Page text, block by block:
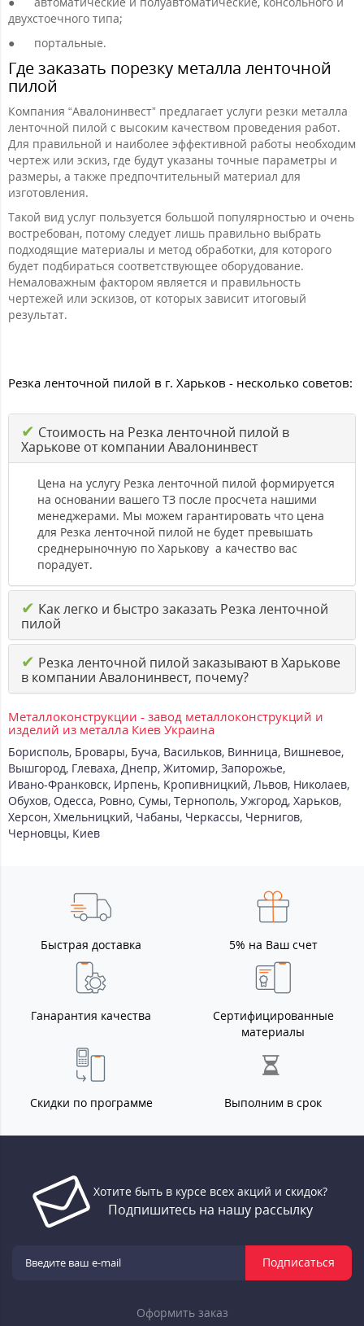
двухстоечного типа;
●
портальные.
Где заказать порезку металла ленточной
пилой
Компания “Авалонинвест” предлагает услуги резки металла
ленточной пилой с высоким качеством проведения работ.
Для правильной и наиболее эффективной работы необходим
чертеж или эскиз, где будут указаны точные параметры и
размеры, а также предпочтительный материал для
изготовления.
Такой вид услуг пользуется большой популярностью и очень
востребован, потому следует лишь правильно выбрать
подходящие материалы и метод обработки, для которого
будет подбираться соответствующее оборудование.
Немаловажным фактором является и правильность
чертежей или эскизов, от которых зависит итоговый
результат.
Резка ленточной пилой в г. Харьков - несколько советов:
✔ Стоимость на Резка ленточной пилой в
Харькове от компании Авалонинвест
Цена на услугу Резка ленточной пилой формируется
на основании вашего ТЗ после просчета нашими
менеджерами. Мы можем гарантировать что цена
для Резка ленточной пилой не будет превышать
среднерыночную по Харькову а качество вас
порадует.
✔ Как легко и быстро заказать Резка ленточной
пилой
✔ Резка ленточной пилой заказывают в Харькове
в компании Авалонинвест, почему?
Металлоконструкции - завод металлоконструкций и
изделий из металла Киев Украина
Борисполь, Бровары, Буча, Васильков, Винница, Вишневое,
Вышгород, Глеваха, Днепр, Житомир, Запорожье,
Ивано-Франковск, Ирпень, Кропивницкий, Львов, Николаев,
Обухов, Одесса, Ровно, Сумы, Тернополь, Ужгород, Харьков,
Херсон, Хмельницкий, Чабаны, Черкассы, Чернигов,
Черновцы, Киев
Быстрая доставка 5% на Ваш счет
Ганарантия качества
Сертифицированные
материалы
Скидки по программе Выполним в срок
Хотите быть в курсе всех акций и скидок?
Подпишитесь на нашу рассылку
Подписаться
Оформить заказ